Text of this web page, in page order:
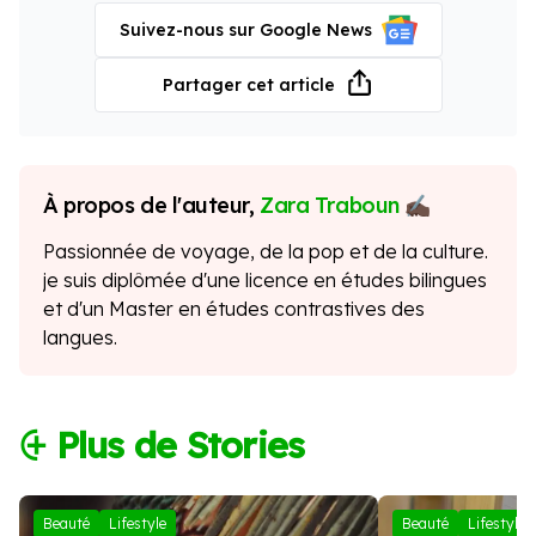
Suivez-nous sur Google News
Partager cet article
À propos de l'auteur, Zara Traboun
Passionnée de voyage, de la pop et de la culture.
je suis diplômée d'une licence en études bilingues
et d'un Master en études contrastives des
langues.
⨭ Plus de Stories
Beauté Lifestyle Beauté Lifestyle